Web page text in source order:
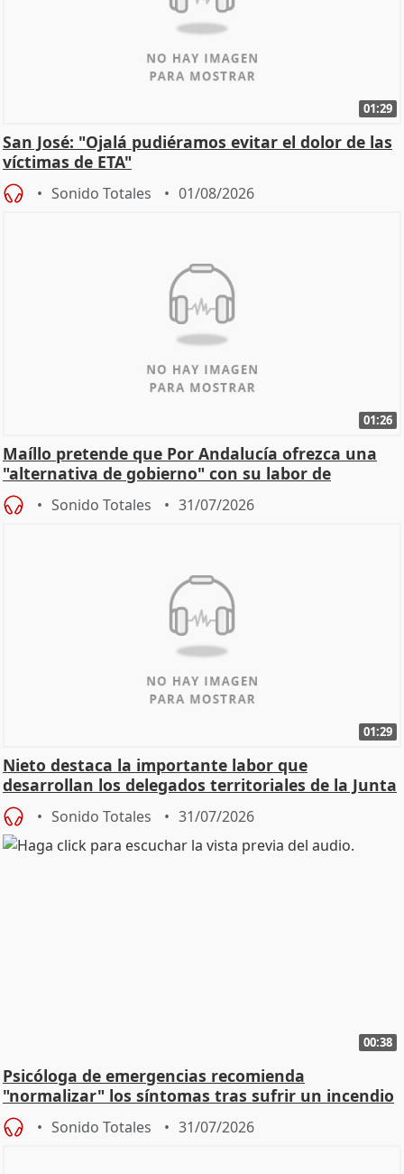
01:29
San José: "Ojalá pudiéramos evitar el dolor de las
víctimas de ETA"
Sonido Totales 01/08/2026
01:26
Maíllo pretende que Por Andalucía ofrezca una
"alternativa de gobierno" con su labor de
oposición
Sonido Totales 31/07/2026
01:29
Nieto destaca la importante labor que
desarrollan los delegados territoriales de la Junta
Sonido Totales 31/07/2026
00:38
Psicóloga de emergencias recomienda
"normalizar" los síntomas tras sufrir un incendio
Sonido Totales 31/07/2026